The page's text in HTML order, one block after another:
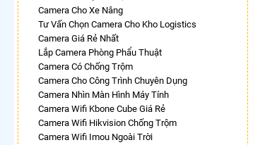
Camera Cho Xe Nâng
Tư Vấn Chọn Camera Cho Kho Logistics
Camera Giá Rẻ Nhất
Lắp Camera Phòng Phẩu Thuật
Camera Có Chống Trộm
Camera Cho Công Trình Chuyên Dụng
Camera Nhìn Màn Hình Máy Tính
Camera Wifi Kbone Cube Giá Rẻ
Camera Wifi Hikvision Chống Trộm
Camera Wifi Imou Ngoài Trời